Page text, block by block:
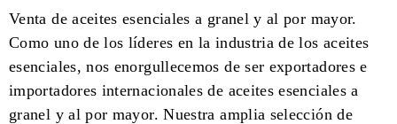
Venta de aceites esenciales a granel y al por mayor.
Como uno de los líderes en la industria de los aceites
esenciales, nos enorgullecemos de ser exportadores e
importadores internacionales de aceites esenciales a
granel y al por mayor. Nuestra amplia selección de